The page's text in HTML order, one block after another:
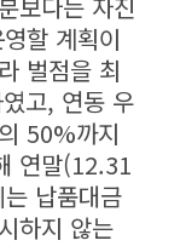
할 계획이
벌점을 최
고, 연동 우
50%까지
연말(12.31
납품대금
하지 않는